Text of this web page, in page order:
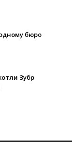
бюро
Зубр